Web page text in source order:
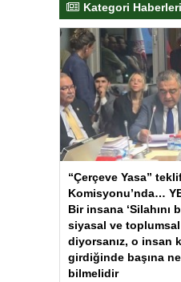
Kategori Haberleri
“Çerçeve Yasa”
Komisyonu’nda…
Bir insana ‘Silahını
siyasal ve toplumsal
diyorsanız, o insan
girdiğinde başına
bilmelidir